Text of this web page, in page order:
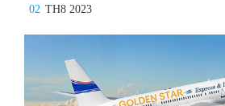
02 TH8 2023